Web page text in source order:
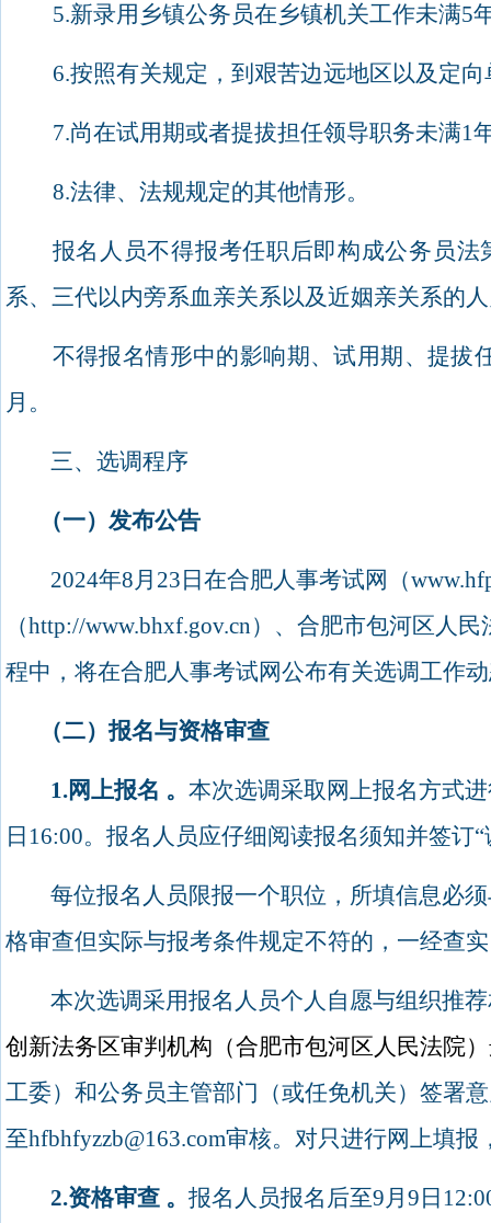
5.新录用乡镇公务员在乡镇机关工作未满5
6.按照有关规定，到艰苦边远地区以及定
7.尚在试用期或者提拔担任领导职务未满1
8.法律、法规规定的其他情形。
报名人员不得报考任职后即构成公务员
系、三代以内旁系血亲关系以及近姻亲关系的
不得报名情形中的影响期、试用期、提拔
月。
三、选调程序
（一）发布公告
2024年8月 23 日在合肥人事考试网（
（http://www.bhxf.gov.cn）、 合肥市包河区人民
程中，将在合肥人事考试网公布有关选调工作
（二）报名与资格审查
1.网上报名 。 本次选调采取网上报名方式
日 16:00。报名人员应仔细阅读报名须知并签订
每位报名人员限报一个职位，所填信息必
格审查但实际与报考条件规定不符的，一经查
本次选调采用报名人员个人自愿与组织推
创新法务区审判机构（合肥市包河区人民法院
工委）和公务员主管部门（或任免机关）签署
至hfbhfyzzb@163.com审核。对只进行网上填报
2.资格审查 。 报名人员报名后至9月 9 日